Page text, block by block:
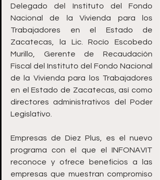
Delegado del Instituto del Fondo
Nacional de la Vivienda para los
Trabajadores en el Estado de
Zacatecas, la Lic. Rocío Escobedo
Murillo, Gerente de Recaudación
Fiscal del Instituto del Fondo Nacional
de la Vivienda para los Trabajadores
en el Estado de Zacatecas, así como
directores administrativos del Poder
Legislativo.
Empresas de Diez Plus, es el nuevo
programa con el que el INFONAVIT
reconoce y ofrece beneficios a las
empresas que muestran compromiso